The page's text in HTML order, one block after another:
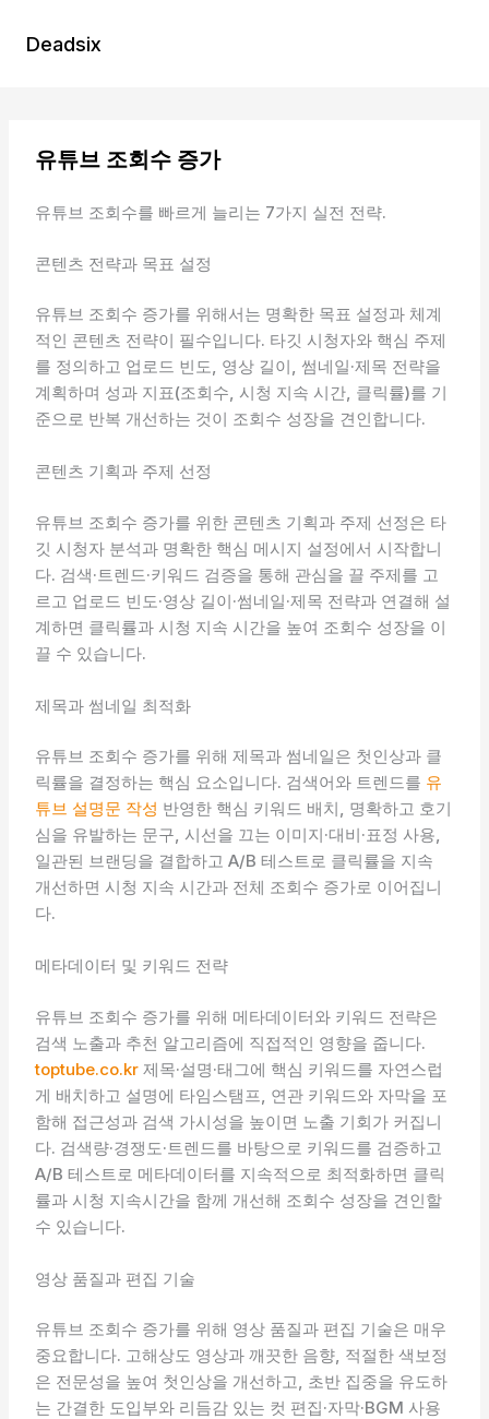
Deadsix
유튜브 조회수 증가
유튜브 조회수를 빠르게 늘리는 7가지 실전 전략.
콘텐츠 전략과 목표 설정
유튜브 조회수 증가를 위해서는 명확한 목표 설정과 체계
적인 콘텐츠 전략이 필수입니다. 타깃 시청자와 핵심 주제
를 정의하고 업로드 빈도, 영상 길이, 썸네일·제목 전략을
계획하며 성과 지표(조회수, 시청 지속 시간, 클릭률)를 기
준으로 반복 개선하는 것이 조회수 성장을 견인합니다.
콘텐츠 기획과 주제 선정
유튜브 조회수 증가를 위한 콘텐츠 기획과 주제 선정은 타
깃 시청자 분석과 명확한 핵심 메시지 설정에서 시작합니
다. 검색·트렌드·키워드 검증을 통해 관심을 끌 주제를 고
르고 업로드 빈도·영상 길이·썸네일·제목 전략과 연결해 설
계하면 클릭률과 시청 지속 시간을 높여 조회수 성장을 이
끌 수 있습니다.
제목과 썸네일 최적화
유튜브 조회수 증가를 위해 제목과 썸네일은 첫인상과 클
릭률을 결정하는 핵심 요소입니다. 검색어와 트렌드를 유
튜브 설명문 작성 반영한 핵심 키워드 배치, 명확하고 호기
심을 유발하는 문구, 시선을 끄는 이미지·대비·표정 사용,
일관된 브랜딩을 결합하고 A/B 테스트로 클릭률을 지속
개선하면 시청 지속 시간과 전체 조회수 증가로 이어집니
다.
메타데이터 및 키워드 전략
유튜브 조회수 증가를 위해 메타데이터와 키워드 전략은
검색 노출과 추천 알고리즘에 직접적인 영향을 줍니다.
toptube.co.kr 제목·설명·태그에 핵심 키워드를 자연스럽
게 배치하고 설명에 타임스탬프, 연관 키워드와 자막을 포
함해 접근성과 검색 가시성을 높이면 노출 기회가 커집니
다. 검색량·경쟁도·트렌드를 바탕으로 키워드를 검증하고
A/B 테스트로 메타데이터를 지속적으로 최적화하면 클릭
률과 시청 지속시간을 함께 개선해 조회수 성장을 견인할
수 있습니다.
영상 품질과 편집 기술
유튜브 조회수 증가를 위해 영상 품질과 편집 기술은 매우
중요합니다. 고해상도 영상과 깨끗한 음향, 적절한 색보정
은 전문성을 높여 첫인상을 개선하고, 초반 집중을 유도하
는 간결한 도입부와 리듬감 있는 컷 편집·자막·BGM 사용